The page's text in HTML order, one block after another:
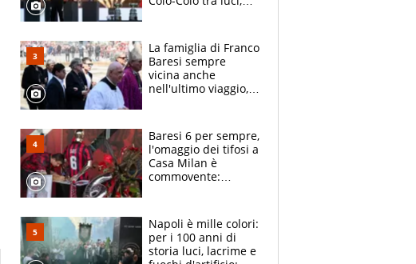
La famiglia di Franco
Baresi sempre
vicina anche
nell'ultimo viaggio,
circondati
dall'affetto dei tifosi
Baresi 6 per sempre,
l'omaggio dei tifosi a
Casa Milan è
commovente:
bigliettini
Napoli è mille colori:
per i 100 anni di
storia luci, lacrime e